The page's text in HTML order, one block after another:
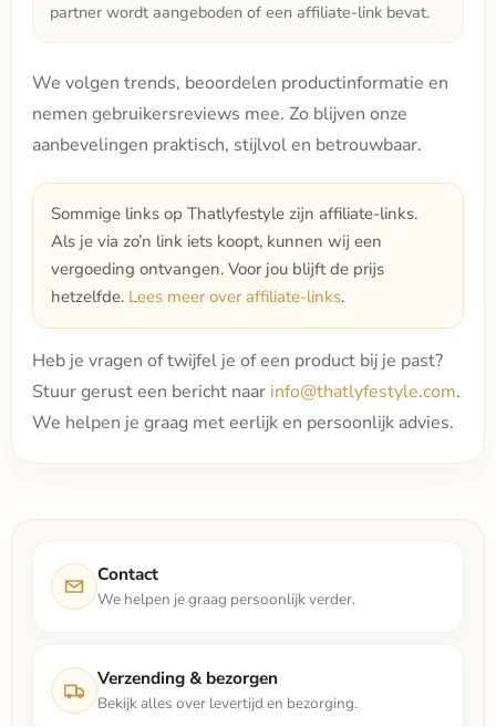
partner wordt aangeboden of een affiliate-link bevat.
We volgen trends, beoordelen productinformatie en
nemen gebruikersreviews mee. Zo blijven onze
aanbevelingen praktisch, stijlvol en betrouwbaar.
Sommige links op Thatlyfestyle zijn affiliate-links.
Als je via zo’n link iets koopt, kunnen wij een
vergoeding ontvangen. Voor jou blijft de prijs
hetzelfde. Lees meer over affiliate-links.
Heb je vragen of twijfel je of een product bij je past?
Stuur gerust een bericht naar info@thatlyfestyle.com.
We helpen je graag met eerlijk en persoonlijk advies.
Contact
We helpen je graag persoonlijk verder.
Verzending & bezorgen
Bekijk alles over levertijd en bezorging.